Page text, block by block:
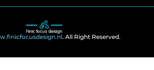
. All Right Reserved.